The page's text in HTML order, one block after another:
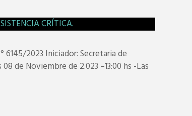
6145/2023 Iniciador: Secretaria de
de Noviembre de 2.023 –13:00 hs -Las